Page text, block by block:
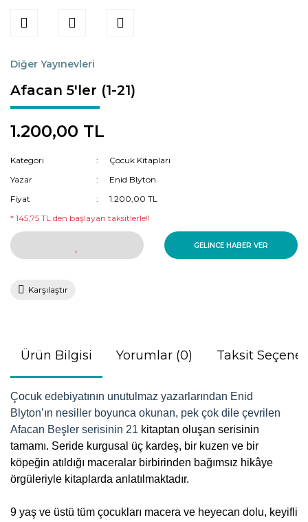
Diğer Yayınevleri
Afacan 5'ler (1-21)
1.200,00 TL
Kategori
Çocuk Kitapları
Yazar
Enid Blyton
Fiyat
1.200,00 TL
* 145,75 TL den başlayan taksitlerle!!
GELİNCE HABER VER
Karşılaştır
Ürün Bilgisi Yorumlar (0) Taksit
Çocuk edebiyatının unutulmaz yazarlarından Enid
Blyton’ın nesiller boyunca okunan, pek çok dile çevrilen
Afacan Beşler serisinin 21 kitaptan oluşan serisinin
tamamı. Seride kurgusal üç kardeş, bir kuzen ve bir
köpeğin atıldığı maceralar birbirinden bağımsız hikâye
örgüleriyle kitaplarda anlatılmaktadır.
9 yaş ve üstü tüm çocukları macera ve heyecan dolu, keyifli